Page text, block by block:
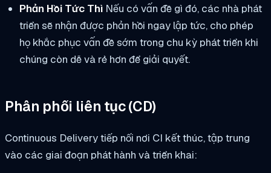
Phản Hồi Tức ThìNếu có vấn đề gì đó, các nhà phát
triển sẽ nhận được phản hồi ngay lập tức, cho phép
họ khắc phục vấn đề sớm trong chu kỳ phát triển khi
chúng còn dễ và rẻ hơn để giải quyết.
Phân phối liên tục (CD)
Continuous Delivery tiếp nối nơi CI kết thúc, tập trung
vào các giai đoạn phát hành và triển khai: